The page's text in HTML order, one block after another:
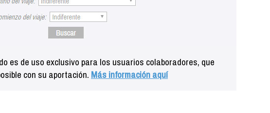
es de uso exclusivo para los usuarios colaboradores, que
con su aportación. Más información aquí